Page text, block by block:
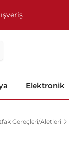
Elektronik
Gereçleri/Aletleri